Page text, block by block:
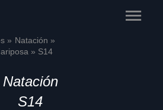
Main
Natación
S14
Natación
S14